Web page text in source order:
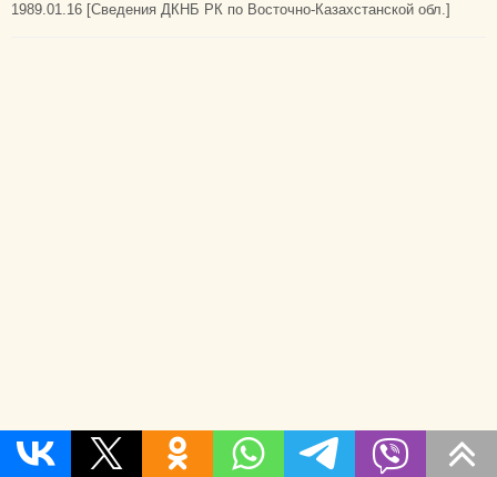
1989.01.16 [Сведения ДКНБ РК по Восточно-Казахстанской обл.]